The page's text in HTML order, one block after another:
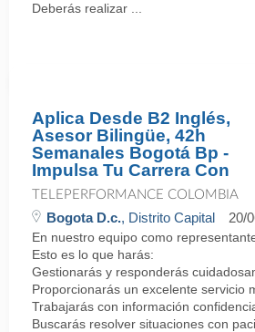
Deberás realizar ...
Aplica Desde B2 Inglés,
Asesor Bilingüe, 42h
Semanales Bogotá Bp -
Impulsa Tu Carrera Con
TELEPERFORMANCE COLOMBIA
Bogota D.c., Distrito Capital 20/
En nuestro equipo como
Esto es lo que harás:
Gestionarás y responderás
Proporcionarás un excelente servicio
Trabajarás con información
Buscarás resolver situaciones con